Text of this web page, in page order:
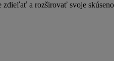
a rozširovať svoje